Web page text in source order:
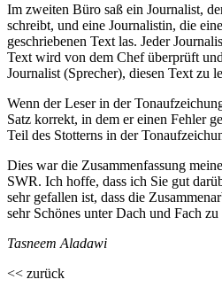
Im zweiten Büro saß ein Journalist,
schreibt, und eine Journalistin, die
geschriebenen Text las. Jeder
Text wird von dem Chef überprüft
Journalist (Sprecher), diesen Text zu
Wenn der Leser in der
Satz korrekt, in dem er einen Fehler
Teil des Stotterns in der
Dies war die Zusammenfassung
SWR. Ich hoffe, dass ich Sie gut
sehr gefallen ist, dass die
sehr Schönes unter Dach und Fach
Tasneem Aladawi
<< zurück